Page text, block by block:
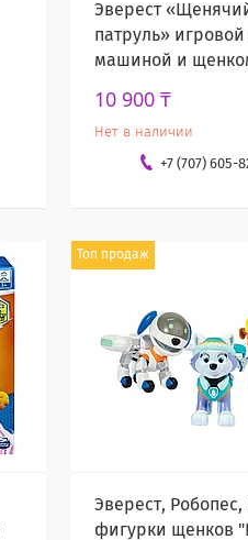
Эверест
патруль»
машиной и
10 900 ₸
Нет в наличии
+7 (707) 605-
Топ продаж
Эверест,
фигурки щенков